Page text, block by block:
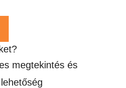
megtekintés és